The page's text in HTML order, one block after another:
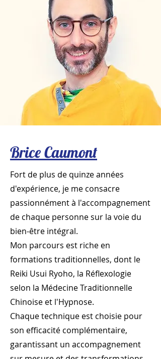
Brice Caumont
Fort de plus de quinze années
d'expérience, je me consacre
passionnément à l'accompagnement
de chaque personne sur la voie du
bien-être intégral.
Mon parcours est riche en
formations traditionnelles, dont le
Reiki Usui Ryoho, la Réflexologie
selon la Médecine Traditionnelle
Chinoise et l'Hypnose.
Chaque technique est choisie pour
son efficacité complémentaire,